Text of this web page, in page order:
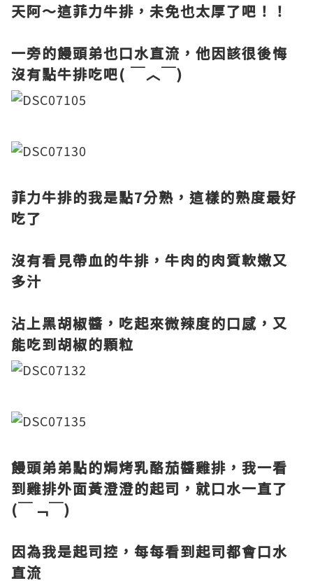
天阿～這菲力牛排，未免也太厚了吧！！
一旁的饅頭弟也口水直流，他因該很後悔
沒有點牛排吃吧( ￣︿￣)
菲力牛排的我是點7分熟，這樣的熟度最好
吃了
沒有看見帶血的牛排 ，牛肉的肉質軟嫩又
多汁
沾上黑胡椒醬，吃起來微辣度的口感，又
能吃到胡椒的顆粒
饅頭弟弟點的焗烤乳酪茄醬雞排，我一看
到雞排外面黃澄澄的起司，就口水一直了
(￣﹁￣)
因為我是起司控，每每看到起司都會口水
直流